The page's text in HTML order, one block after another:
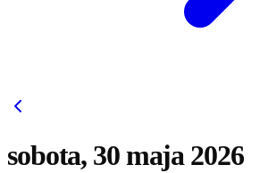
sobota, 30 maja 2026